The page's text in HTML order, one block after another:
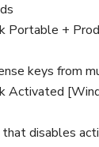
Portable +
keys from
Activated
disables